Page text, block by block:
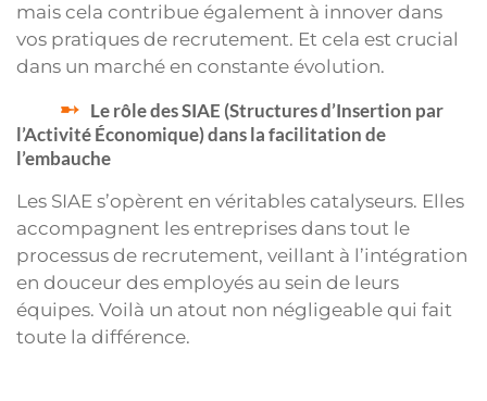
mais cela contribue également à innover dans
vos pratiques de recrutement. Et cela est crucial
dans un marché en constante évolution.
Le rôle des SIAE (Structures d’Insertion par
l’Activité Économique) dans la facilitation de
l’embauche
Les SIAE s’opèrent en véritables catalyseurs. Elles
accompagnent les entreprises dans tout le
processus de recrutement, veillant à l’intégration
en douceur des employés au sein de leurs
équipes. Voilà un atout non négligeable qui fait
toute la différence.